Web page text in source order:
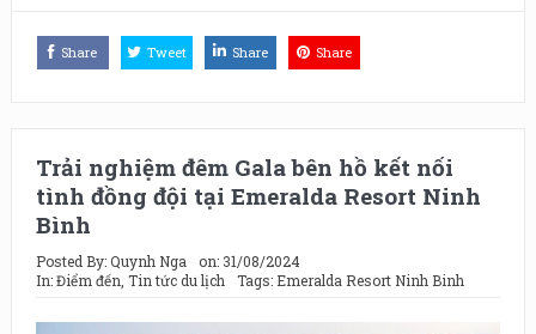
Share Tweet Share Share
Trải nghiệm đêm Gala bên hồ kết nối
tình đồng đội tại Emeralda Resort Ninh
Bình
Posted By:Quynh Nga on: 31/08/2024
In:Điểm đến Tin tức du lịch Tags: Emeralda Resort Ninh Binh